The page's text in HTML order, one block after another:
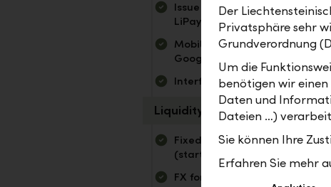
Issue invoices (eBill, QR bill,
LiPay)
Mobile Payment (Apple Pay,
Google Pay, Samsung Pay)
Interfaces (EBICS, LLB
Liquidity management
Fixed-term and time deposits
(starting at 1 week)
FX forwards
Der
Privatsphäre sehr
Grundverordnung
Um die
benötigen wir
Daten und
Dateien …)
Sie können Ihre
Erfahren Sie mehr